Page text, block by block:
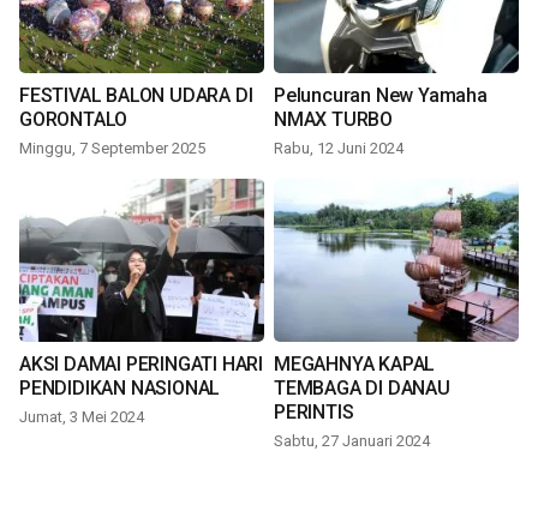
FESTIVAL BALON UDARA DI
GORONTALO
Minggu, 7 September 2025
Peluncuran New Yamaha
NMAX TURBO
Rabu, 12 Juni 2024
AKSI DAMAI PERINGATI HARI
PENDIDIKAN NASIONAL
Jumat, 3 Mei 2024
MEGAHNYA KAPAL
TEMBAGA DI DANAU
PERINTIS
Sabtu, 27 Januari 2024